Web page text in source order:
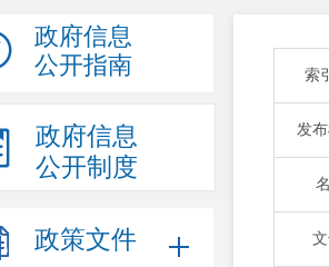
政府信息
公开指南
政府信息
公开制度
政策文件
索
发
文